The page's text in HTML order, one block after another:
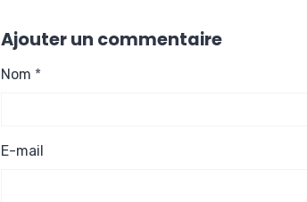
Ajouter un commentaire
Nom
E-mail